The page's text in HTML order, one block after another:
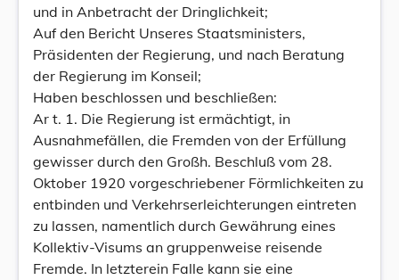
und in Anbetracht der Dringlichkeit;
Auf den Bericht Unseres Staatsministers,
Präsidenten der Regierung, und nach Beratung
der Regierung im Konseil;
Haben beschlossen und beschließen:
Ar t. 1. Die Regierung ist ermächtigt, in
Ausnahmefällen, die Fremden von der Erfüllung
gewisser durch den Großh. Beschluß vom 28.
Oktober 1920 vorgeschriebener Förmlichkeiten zu
entbinden und Verkehrserleichterungen eintreten
zu lassen, namentlich durch Gewährung eines
Kollektiv-Visums an gruppenweise reisende
Fremde. In letzterein Falle kann sie eine